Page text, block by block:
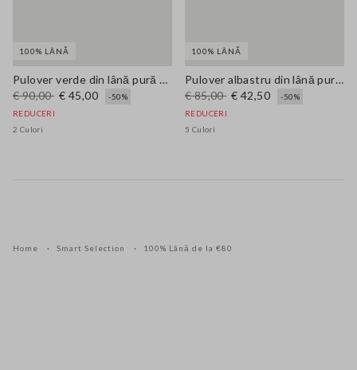
100% LÂNĂ
Pulover verde din lână pură cu croială regular și guler polo
€ 90,00 € 45,00
-50%
REDUCERI
2 Culori
100% LÂNĂ
Pulover albastru din lână pură, croi lejer
€ 85,00 € 42,50
-50%
REDUCERI
5 Culori
Home Smart Selection 100% Lână de la €80